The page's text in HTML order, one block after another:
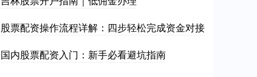
股票配资操作流程详解：四步轻松完成资金对接
国内股票配资入门：新手必看避坑指南